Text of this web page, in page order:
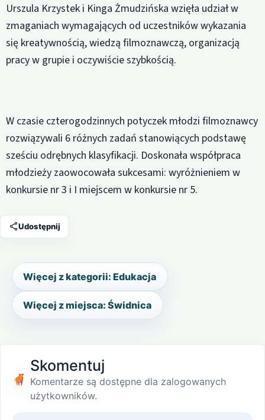
Urszula Krzystek i Kinga Żmudzińska wzięła udział w
zmaganiach wymagających od uczestników wykazania
się kreatywnością, wiedzą filmoznawczą, organizacją
pracy w grupie i oczywiście szybkością.
W czasie czterogodzinnych potyczek młodzi filmoznawcy
rozwiązywali 6 różnych zadań stanowiących podstawę
sześciu odrębnych klasyfikacji. Doskonała współpraca
młodzieży zaowocowała sukcesami: wyróżnieniem w
konkursie nr 3 i I miejscem w konkursie nr 5.
Udostępnij
Więcej z kategorii: Edukacja
Więcej z miejsca: Świdnica
Skomentuj
Komentarze są dostępne dla zalogowanych
użytkowników.